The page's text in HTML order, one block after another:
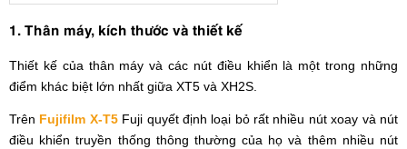
1. Thân máy, kích thước và thiết kế
Thiết kế của thân máy và các nút điều khiển là một trong những
điểm khác biệt lớn nhất giữa XT5 và XH2S.
Trên Fujifilm X-T5Fuji quyết định loại bỏ rất nhiều nút xoay và nút
điều khiển truyền thống thông thường của họ và thêm nhiều nút